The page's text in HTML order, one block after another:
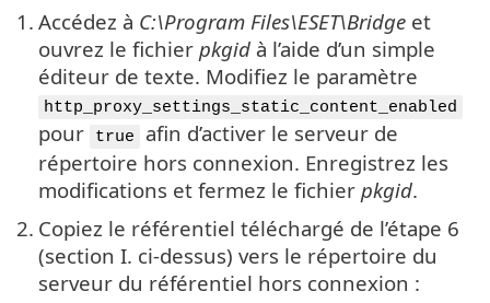
1. Accédez à C:\Program Files\ESET\Bridge et
ouvrez le fichier pkgid à l’aide d’un simple
éditeur de texte. Modifiez le paramètre
http_proxy_settings_static_content_enabled
pour true
afin d’activer le serveur de
répertoire hors connexion. Enregistrez les
modifications et fermez le fichier pkgid.
2. Copiez le référentiel téléchargé de l’étape 6
(section I. ci-dessus) vers le répertoire du
serveur du référentiel hors connexion :